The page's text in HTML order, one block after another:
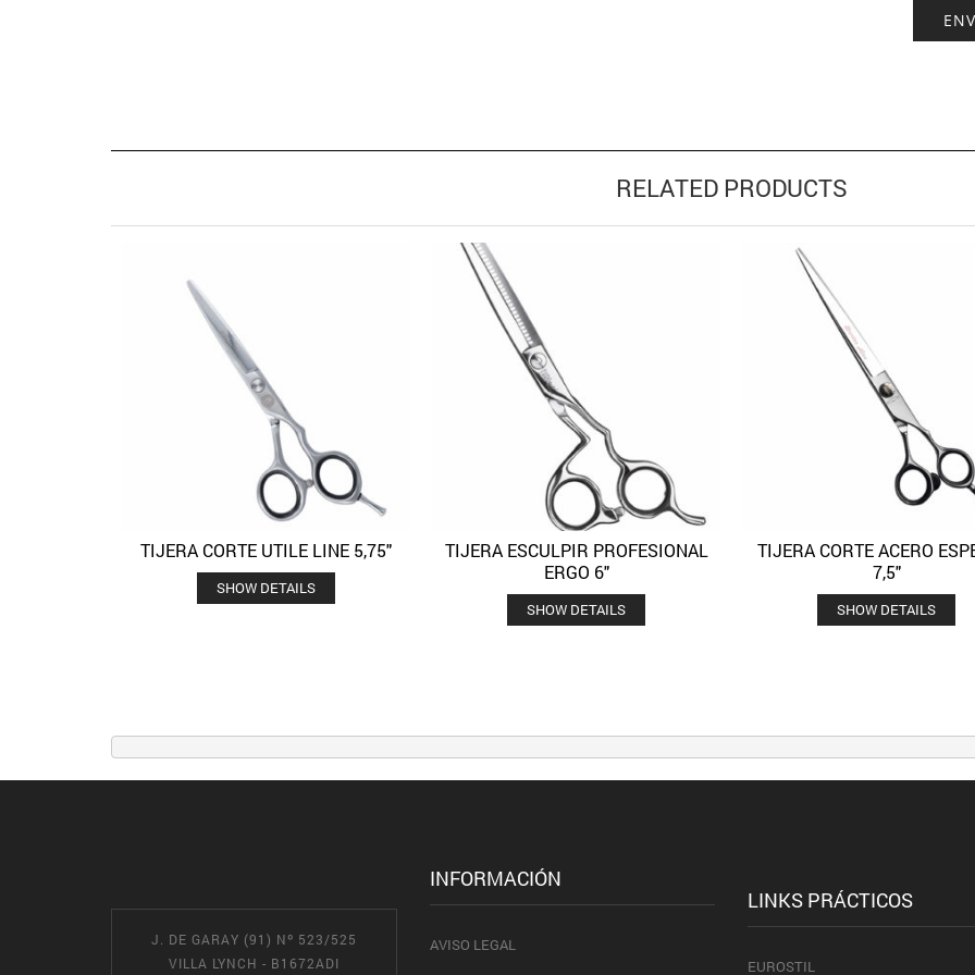
RELATED PRODUCTS
Añadir a la lista de deseos Quick View
TIJERA CORTE UTILE LINE 5,75″
SHOW DETAILS
Añadir a la lista de deseos Quick View
TIJERA ESCULPIR PROFESIONAL
ERGO 6″
SHOW DETAILS
Añadir a la lista de deseos Quick
TIJERA CORTE ACERO
7,5″
SHOW DETAILS
J. DE GARAY (91) Nº 523/525
VILLA LYNCH - B1672ADI
INFORMACIÓN
AVISO LEGAL
LINKS PRÁCTICOS
EUROSTIL